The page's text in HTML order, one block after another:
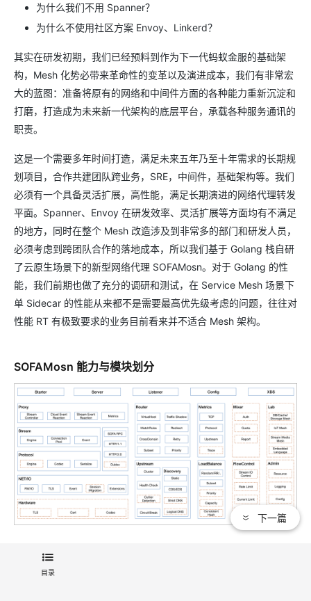
为什么我们不用 Spanner？
为什么不使用社区方案 Envoy、Linkerd？
其实在研发初期，我们已经预料到作为下一代蚂蚁金服的基础架
构，Mesh 化势必带来革命性的变革以及演进成本，我们有非常宏
大的蓝图：准备将原有的网络和中间件方面的各种能力重新沉淀和
打磨，打造成为未来新一代架构的底层平台，承载各种服务通讯的
职责。
这是一个需要多年时间打造，满足未来五年乃至十年需求的长期规
划项目，合作共建团队跨业务，SRE，中间件，基础架构等。我们
必须有一个具备灵活扩展，高性能，满足长期演进的网络代理转发
平面。Spanner、Envoy 在研发效率、灵活扩展等方面均有不满足
的地方，同时在整个 Mesh 改造涉及到非常多的部门和研发人员，
必须考虑到跨团队合作的落地成本，所以我们基于 Golang 栈自研
了云原生场景下的新型网络代理 SOFAMosn。对于 Golang 的性
能，我们前期也做了充分的调研和测试，在 Service Mesh 场景下
单 Sidecar 的性能从来都不是需要最高优先级考虑的问题，往往对
性能 RT 有极致要求的业务目前看来并不适合 Mesh 架构。
SOFAMosn 能力与模块划分
SOFAMosn 主要划分为以上几个模块，我们可以基于 Stream、N
et 等进行能力扩展，下面会讲到。
目录
下一篇